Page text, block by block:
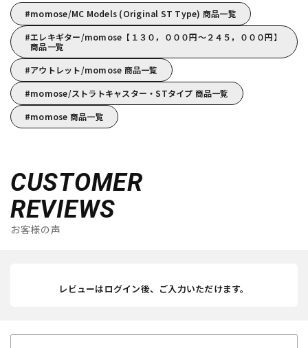
momose/MC Models (Original ST Type) 商品一覧
エレキギター/momose【１３０，０００円～２４５，０００円】
商品一覧
アウトレット/momose 商品一覧
momose/ストラトキャスター・STタイプ 商品一覧
momose 商品一覧
CUSTOMER
REVIEWS
お客様の声
レビューはログイン後、ご入力いただけます。